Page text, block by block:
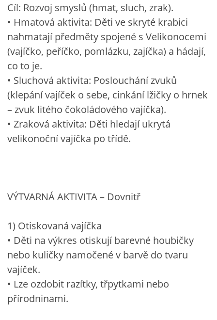
Cíl: Rozvoj smyslů (hmat, sluch, zrak).
• Hmatová aktivita: Děti ve skryté krabici
nahmatají předměty spojené s Velikonocemi
(vajíčko, peříčko, pomlázku, zajíčka) a hádají,
co to je.
• Sluchová aktivita: Poslouchání zvuků
(klepání vajíček o sebe, cinkání lžičky o hrnek
– zvuk litého čokoládového vajíčka).
• Zraková aktivita: Děti hledají ukrytá
velikonoční vajíčka po třídě.
VÝTVARNÁ AKTIVITA – Dovnitř
1) Otiskovaná vajíčka
• Děti na výkres otiskují barevné houbičky
nebo kuličky namočené v barvě do tvaru
vajíček.
• Lze ozdobit razítky, třpytkami nebo
přírodninami.